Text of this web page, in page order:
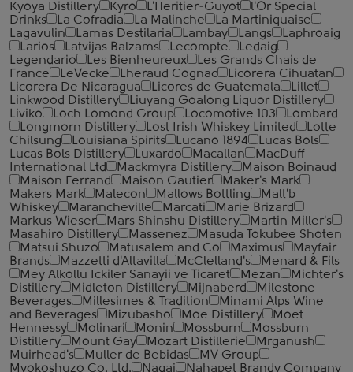
Kyoya Distillery
Kyro L'Heritier-Guyot
l'Or Special
Drinks
La Cofradia La Malinche
La Martiniquaise
Lagavulin
Lamas Destilaria Lambay Langs
Laphroaig
Larios
Latvijas Balzams Lecompte
Ledaig
Legendario
Les Bienheureux
Les Grands Chais de
France
LeVecke Lheraud Cognac
Licorera Cihuatan
Licorera De Nicaragua
Licores de Guatemala
Lillet
Linkwood Distillery
Liuyang Goalong Liquor Distillery
Liviko
Loch Lomond Group Locomotive 103
Lombard
Longmorn Distillery
Lost Irish Whiskey Limited
Lotte
Chilsung
Louisiana Spirits Lucano 1894
Lucas Bols
Lucas Bols Distillery
Luxardo Macallan
MacDuff
International Ltd
Mackmyra Distillery
Maison Boinaud
Maison Ferrand
Maison Gautier
Maker's Mark
Makers Mark
Malecon Mallows Bottling
Malt'b
Whiskey
Marancheville Marcati
Marie Brizard
Markus Wieser
Mars Shinshu Distillery
Martin Miller's
Masahiro Distillery
Massenez
Masuda Tokubee Shoten
Matsui Shuzo
Matusalem and Co Maximus
Mayfair
Brands
Mazzetti d'Altavilla McClelland's
Menard & Fils
Mey Alkollu Ickiler Sanayii ve Ticaret
Mezan
Michter's
Distillery
Midleton Distillery Mijnaberd
Milestone
Beverages
Millesimes & Tradition
Minami Alps Wine
and Beverages
Mizubasho Moe Distillery
Moet
Hennessy
Molinari Monin Mossburn
Mossburn
Distillery
Mount Gay Mozart Distillerie
Mrganush
Muirhead's
Muller de Bebidas
MV Group
Myokoshuzo Co. Ltd.
Nagai
Nahapet Brandy Company